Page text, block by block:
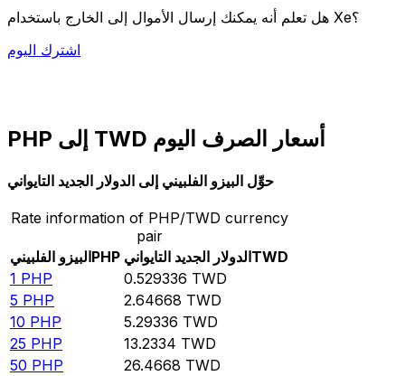
هل تعلم أنه يمكنك إرسال الأموال إلى الخارج باستخدام Xe؟
اشترك اليوم
PHP إلى TWD أسعار الصرف اليوم
حوِّل البيزو الفلبيني إلى الدولار الجديد التايواني
Rate information of PHP/TWD currency
pair
البيزو الفلبينيPHP الدولار الجديد التايوانيTWD
1 PHP 0.529336 TWD
5 PHP 2.64668 TWD
10 PHP 5.29336 TWD
25 PHP 13.2334 TWD
50 PHP 26.4668 TWD